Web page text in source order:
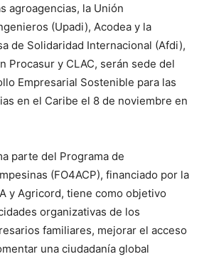
agroagencias, la Unión
(Upadi), Acodea y la
de Solidaridad Internacional (Afdi),
Procasur y CLAC, serán sede del
Empresarial Sostenible para las
en el Caribe el 8 de noviembre en
parte del Programa de
(FO4ACP), financiado por la
y Agricord, tiene como objetivo
organizativas de los
familiares, mejorar el acceso
una ciudadanía global